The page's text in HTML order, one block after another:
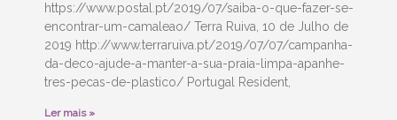
https://www.postal.pt/2019/07/saiba-o-que-fazer-se-
encontrar-um-camaleao/ Terra Ruiva, 10 de Julho de
2019 http://www.terraruiva.pt/2019/07/07/campanha-
da-deco-ajude-a-manter-a-sua-praia-limpa-apanhe-
tres-pecas-de-plastico/ Portugal Resident,
Ler mais »